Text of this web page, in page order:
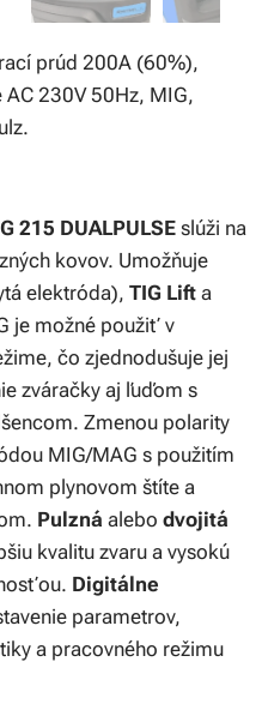
prúd 200A (60%),
230V 50Hz, MIG,
215 DUALPULSE slúži na
kovov. Umožňuje
elektróda), TIG Lift a
je možné použiť v
čo zjednodušuje jej
zváračky aj ľuďom s
Zmenou polarity
MIG/MAG s použitím
plynovom štíte a
Pulzná alebo dvojitá
kvalitu zvaru a vysokú
Digitálne
parametrov,
a pracovného režimu